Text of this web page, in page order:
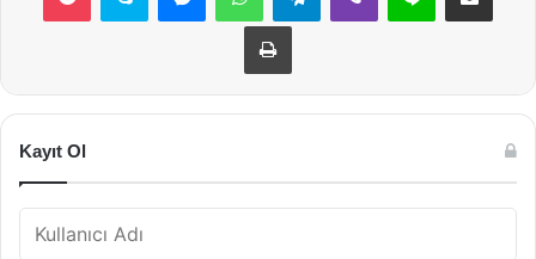
Yazdır
Kayıt Ol